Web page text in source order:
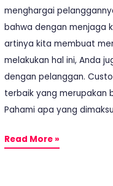
menghargai
bahwa dengan menjaga
artinya kita membuat
melakukan hal ini, Anda
dengan pelanggan.
terbaik yang merupakan
Pahami apa yang
Read More »